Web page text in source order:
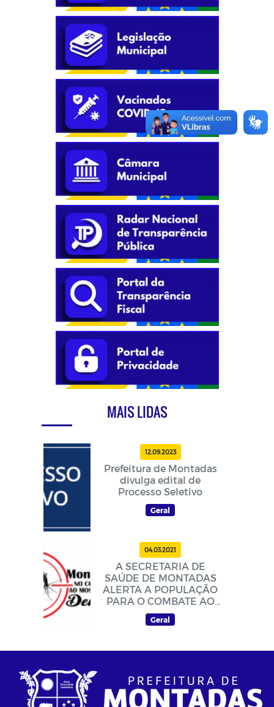
MAIS LIDAS
12.09.2023
Prefeitura de Montadas
divulga edital de
Processo Seletivo
Geral
04.03.2021
A SECRETARIA DE
SAÚDE DE MONTADAS
ALERTA A POPULAÇÃO
PARA O COMBATE AO
MOSQUITO DA DENGUE
Geral